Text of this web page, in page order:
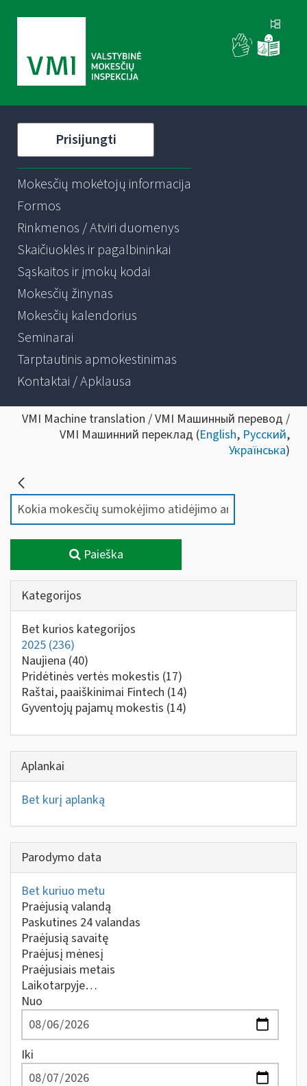
Prisijungti
Mokesčių mokėtojų informacija
Formos
Rinkmenos / Atviri duomenys
Skaičiuoklės ir pagalbininkai
Sąskaitos ir įmokų kodai
Mokesčių žinynas
Mokesčių kalendorius
Seminarai
Tarptautinis apmokestinimas
Kontaktai / Apklausa
VMI Machine translation / VMI Машинный перевод /
VMI Машинний переклад (English, Русский,
Українська)
Paieška
Kategorijos
Bet kurios kategorijos
2025 (236)
Naujiena (40)
Pridėtinės vertės mokestis (17)
Raštai, paaiškinimai Fintech (14)
Gyventojų pajamų mokestis (14)
Aplankai
Bet kurį aplanką
Parodymo data
Bet kuriuo metu
Praėjusią valandą
Paskutines 24 valandas
Praėjusią savaitę
Praėjusį mėnesį
Praėjusiais metais
Laikotarpyje…
Nuo
Iki